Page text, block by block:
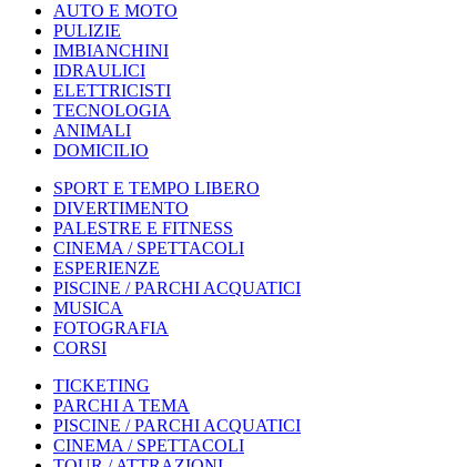
AUTO E MOTO
PULIZIE
IMBIANCHINI
IDRAULICI
ELETTRICISTI
TECNOLOGIA
ANIMALI
DOMICILIO
SPORT E TEMPO LIBERO
DIVERTIMENTO
PALESTRE E FITNESS
CINEMA / SPETTACOLI
ESPERIENZE
PISCINE / PARCHI ACQUATICI
MUSICA
FOTOGRAFIA
CORSI
TICKETING
PARCHI A TEMA
PISCINE / PARCHI ACQUATICI
CINEMA / SPETTACOLI